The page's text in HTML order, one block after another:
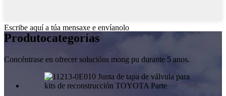
Escribe aquí a túa mensaxe e envíanolo
Produtocategorías
Concéntrase en ofrecer solucións mong pu durante 5 anos.